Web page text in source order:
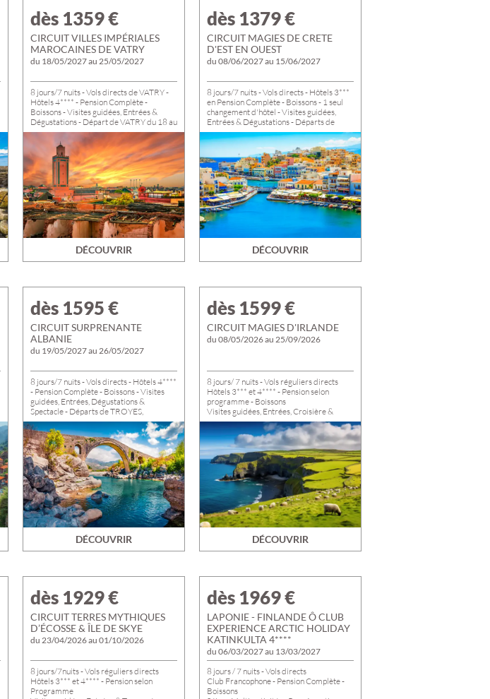
dès 1359€
CIRCUIT VILLES IMPÉRIALES
MAROCAINES DE VATRY
du 18/05/2027 au 25/05/2027
8 jours/7 nuits - Vols directs de VATRY -
Hôtels 4**** - Pension Complète -
Boissons - Visites guidées, Entrées &
Dégustations - Départ de VATRY du 18 au
25/05/2027
DÉCOUVRIR
dès 1379€
CIRCUIT MAGIES DE CRETE
D'EST EN OUEST
du 08/06/2027 au 15/06/2027
8 jours/7 nuits - Vols directs - Hôtels 3***
en Pension Complète - Boissons - 1 seul
changement d'hôtel - Visites guidées,
Entrées & Dégustations - Départs de
TROYES, ROMILLY ET NOGENT
DÉCOUVRIR
dès 1595€
CIRCUIT SURPRENANTE
ALBANIE
du 19/05/2027 au 26/05/2027
8 jours/7 nuits - Vols directs - Hôtels 4****
- Pension Complète - Boissons - Visites
guidées, Entrées, Dégustations &
Spectacle - Départs de TROYES,
ROMILLY et NOGENT
DÉCOUVRIR
dès 1599€
CIRCUIT MAGIES D'IRLANDE
du 08/05/2026 au 25/09/2026
8 jours/ 7 nuits - Vols réguliers directs
Hôtels 3*** et 4**** - Pension selon
programme - Boissons
Visites guidées, Entrées, Croisière &
Dégustations
Départs de Paris du 08/05 au
25/09/2026. Départs possibles de
VOTRE DOMICILE : nous consulter
DÉCOUVRIR
dès 1929€
CIRCUIT TERRES MYTHIQUES
D’ÉCOSSE & ÎLE DE SKYE
du 23/04/2026 au 01/10/2026
8 jours/7nuits - Vols réguliers directs
Hôtels 3*** et 4**** - Pension selon
Programme
dès 1969€
LAPONIE - FINLANDE Ô CLUB
EXPERIENCE ARCTIC HOLIDAY
KATINKULTA 4****
du 06/03/2027 au 13/03/2027
8 jours / 7 nuits - Vols directs
Club Francophone - Pension Complète -
Boissons